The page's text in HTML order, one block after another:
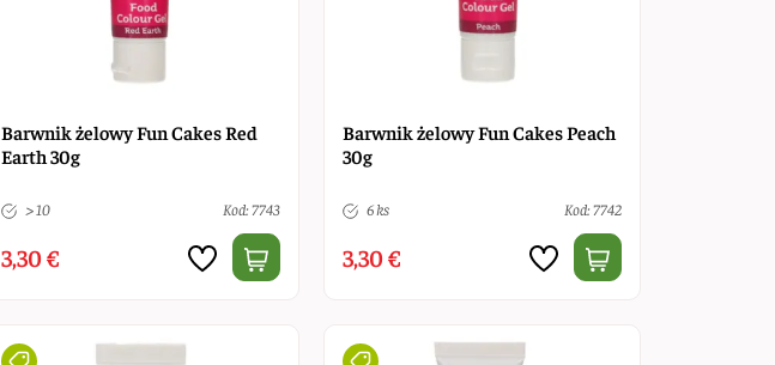
Barwnik żelowy Fun Cakes Red
Earth 30g
> 10 Kod: 7743
3,30 €
Barwnik żelowy Fun Cakes Peach
30g
6 ks Kod: 7742
3,30 €